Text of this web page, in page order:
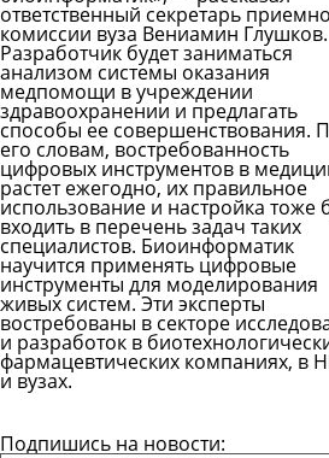
ответственный секретарь
комиссии вуза Вениамин Глушков.
Разработчик будет заниматься
анализом системы оказания
медпомощи в учреждении
здравоохранении и предлагать
способы ее совершенствования.
его словам, востребованность
цифровых инструментов в
растет ежегодно, их правильное
использование и настройка тоже
входить в перечень задач таких
специалистов. Биоинформатик
научится применять цифровые
инструменты для моделирования
живых систем. Эти эксперты
востребованы в секторе
и разработок в
фармацевтических компаниях, в
и вузах.
Подпишись на новости: